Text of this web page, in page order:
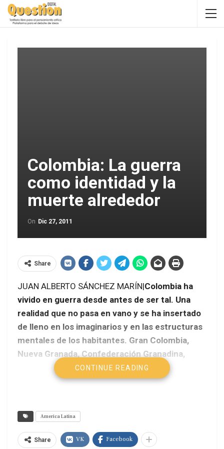
Colombia: La guerra
como identidad y la
muerte alrededor
On Dic 27, 2011
Share
JUAN ALBERTO SÁNCHEZ MARÍN|Colombia ha
vivido en guerra desde antes de ser tal. Una
realidad que no pasa en vano y se ha insertado
de lleno en los imaginarios y en las estructuras
mentales de los habitantes. Gran Colombia,
Nueva Granada, Confederación Granadina,
Estados Unidos de Colombia o República de
Colombia, de presidentes a peones, la guerra
generados o granjeados según la orilla que
toque: los poderosos, en la mixtura y
CONTINUE READING
America Latina
Share VK Facebook